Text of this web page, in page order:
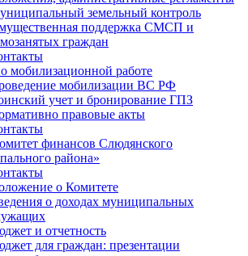
земельный контроль
поддержка СМСП и
граждан
мобилизационной работе
мобилизации ВС РФ
учет и бронирование ГПЗ
правовые акты
финансов Слюдянского
района»
о Комитете
о доходах муниципальных
и отчетность
для граждан: презентации